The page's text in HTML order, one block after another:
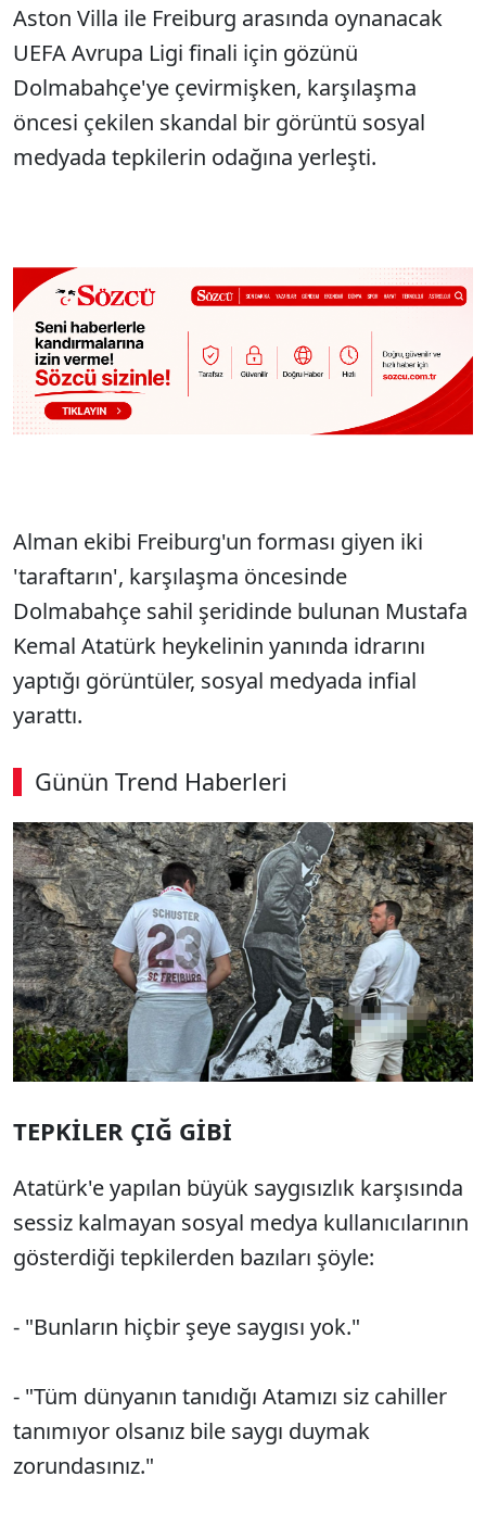
Aston Villa ile Freiburg arasında oynanacak
UEFA Avrupa Ligi finali için gözünü
Dolmabahçe'ye çevirmişken, karşılaşma
öncesi çekilen skandal bir görüntü sosyal
medyada tepkilerin odağına yerleşti.
Alman ekibi Freiburg'un forması giyen iki
'taraftarın', karşılaşma öncesinde
Dolmabahçe sahil şeridinde bulunan Mustafa
Kemal Atatürk heykelinin yanında idrarını
yaptığı görüntüler, sosyal medyada infial
yarattı.
Günün Trend Haberleri
00:02 / 08:43
Sesi Aç
TEPKİLER ÇIĞ GİBİ
Atatürk'e yapılan büyük saygısızlık karşısında
sessiz kalmayan sosyal medya kullanıcılarının
gösterdiği tepkilerden bazıları şöyle:
- "Bunların hiçbir şeye saygısı yok."
- "Tüm dünyanın tanıdığı Atamızı siz cahiller
tanımıyor olsanız bile saygı duymak
zorundasınız."